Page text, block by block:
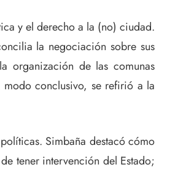
y el derecho a la (no) ciudad.
la negociación sobre sus
organización de las comunas
conclusivo, se refirió a la
Simbaña destacó cómo
tener intervención del Estado;